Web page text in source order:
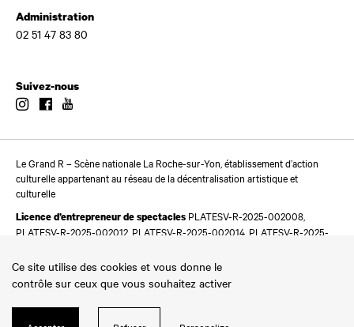
Administration
02 51 47 83 80
Suivez-nous
InstagramFacebook
Le Grand R – Scène nationale La Roche-sur-Yon, établissement d’action
culturelle appartenant au réseau de la décentralisation artistique et
culturelle
Licence d’entrepreneur de spectacles PLATESV-R-2025-002008,
PLATESV-R-2025-002012, PLATESV-R-2025-002014, PLATESV-R-2025-
Ce site utilise des cookies et vous donne le
contrôle sur ceux que vous souhaitez activer